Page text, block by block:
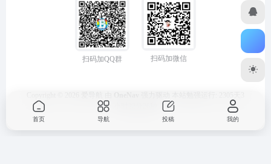
扫码加QQ群 扫码加微信
首页 导航 投稿 我的